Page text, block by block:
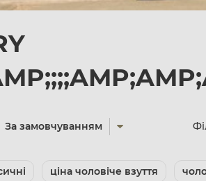
За замовчуванням
ціна чоловіче взуття